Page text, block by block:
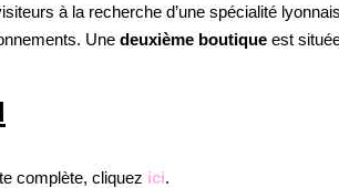
à la recherche d’une spécialité
Une deuxième boutique est
complète, cliquez ici.